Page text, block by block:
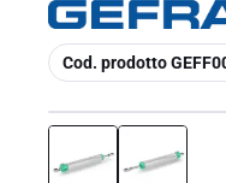
copia
Cod. prodotto